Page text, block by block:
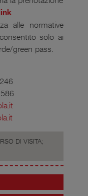
alle normative
solo ai
green pass.
DI VISITA;